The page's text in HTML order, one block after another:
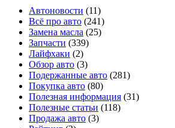
Автоновости (11)
Всё про авто (241)
Замена масла (25)
Запчасти (339)
Лайфхаки (2)
Обзор авто (3)
Подержанные авто (281)
Покупка авто (80)
Полезная информация (31)
Полезные статьи (118)
Продажа авто (3)